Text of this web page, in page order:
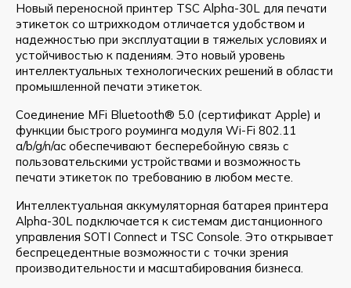
Новый переносной принтер TSC Alpha-30L для печати
этикеток со штрихкодом отличается удобством и
надежностью при эксплуатации в тяжелых условиях и
устойчивостью к падениям. Это новый уровень
интеллектуальных технологических решений в области
промышленной печати этикеток.
Соединение MFi Bluetooth® 5.0 (сертификат Apple) и
функции быстрого роуминга модуля Wi-Fi 802.11
a/b/g/n/ac обеспечивают бесперебойную связь с
пользовательскими устройствами и возможность
печати этикеток по требованию в любом месте.
Интеллектуальная аккумуляторная батарея принтера
Alpha-30L подключается к системам дистанционного
управления SOTI Connect и TSC Console. Это открывает
беспрецедентные возможности с точки зрения
производительности и масштабирования бизнеса.